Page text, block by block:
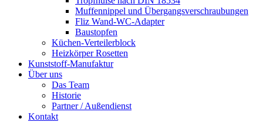
Muffennippel und Übergangsverschraubungen
Fliz Wand-WC-Adapter
Baustopfen
Küchen-Verteilerblock
Heizkörper Rosetten
Kunststoff-Manufaktur
Über uns
Das Team
Historie
Partner / Außendienst
Kontakt